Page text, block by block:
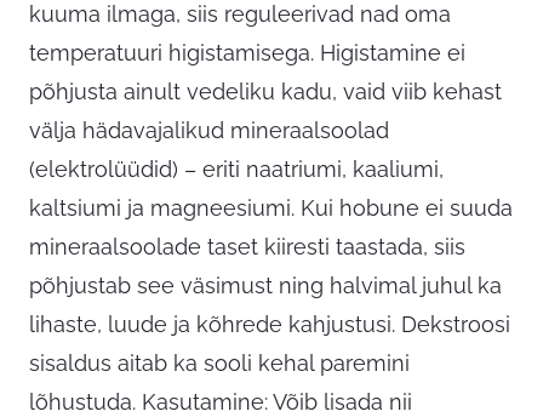
kuuma ilmaga, siis reguleerivad nad oma
temperatuuri higistamisega. Higistamine ei
põhjusta ainult vedeliku kadu, vaid viib kehast
välja hädavajalikud mineraalsoolad
(elektrolüüdid) – eriti naatriumi, kaaliumi,
kaltsiumi ja magneesiumi. Kui hobune ei suuda
mineraalsoolade taset kiiresti taastada, siis
põhjustab see väsimust ning halvimal juhul ka
lihaste, luude ja kõhrede kahjustusi. Dekstroosi
sisaldus aitab ka sooli kehal paremini
lõhustuda. Kasutamine: Võib lisada nii